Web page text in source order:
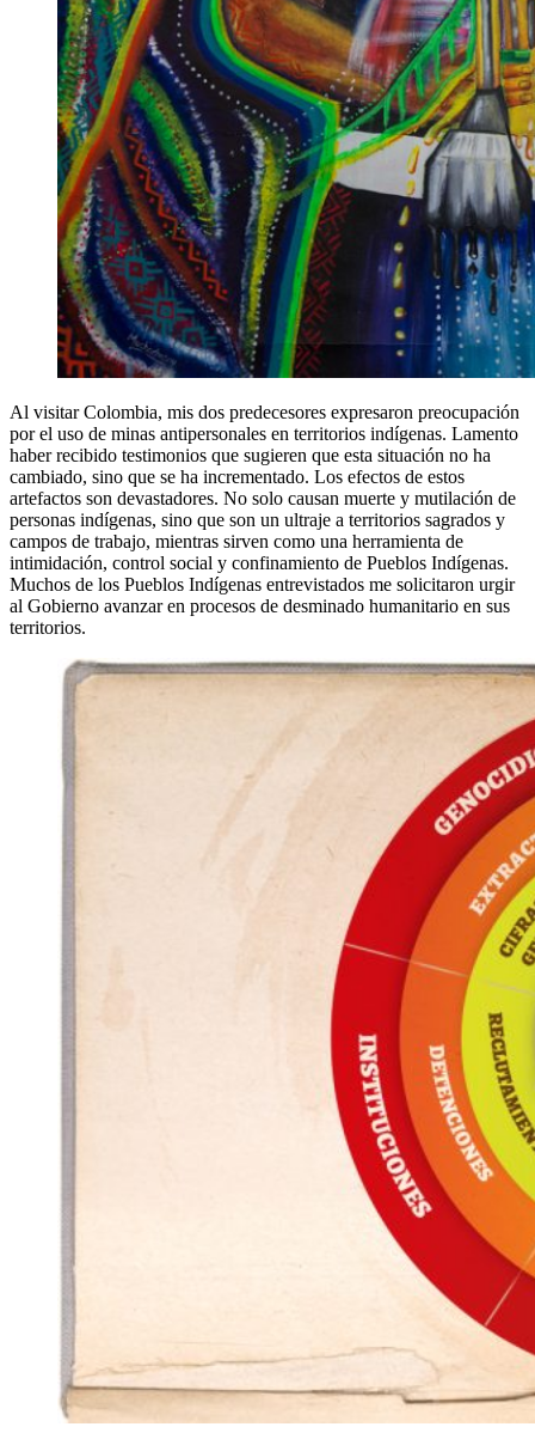
Al visitar Colombia, mis dos predecesores expresaron preocupación
por el uso de minas antipersonales en territorios indígenas. Lamento
haber recibido testimonios que sugieren que esta situación no ha
cambiado, sino que se ha incrementado. Los efectos de estos
artefactos son devastadores. No solo causan muerte y mutilación de
personas indígenas, sino que son un ultraje a territorios sagrados y
campos de trabajo, mientras sirven como una herramienta de
intimidación, control social y confinamiento de Pueblos Indígenas.
Muchos de los Pueblos Indígenas entrevistados me solicitaron urgir
al Gobierno avanzar en procesos de desminado humanitario en sus
territorios.